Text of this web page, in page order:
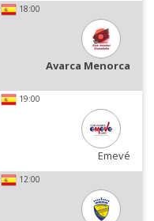
18:00
Avarca Menorca
19:00
Emevé
12:00